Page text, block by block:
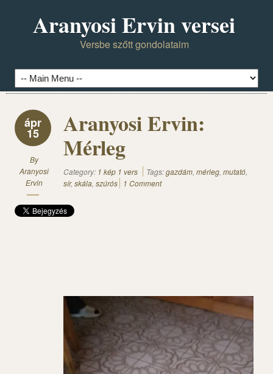
Aranyosi Ervin versei
Versbe szőtt gondolataim
ápr
15
By
Aranyosi
Ervin
Aranyosi Ervin:
Mérleg
Category: 1 kép 1 vers Tags:gazdám, mérleg, mutató,
sír, skála, szúrós 1 Comment